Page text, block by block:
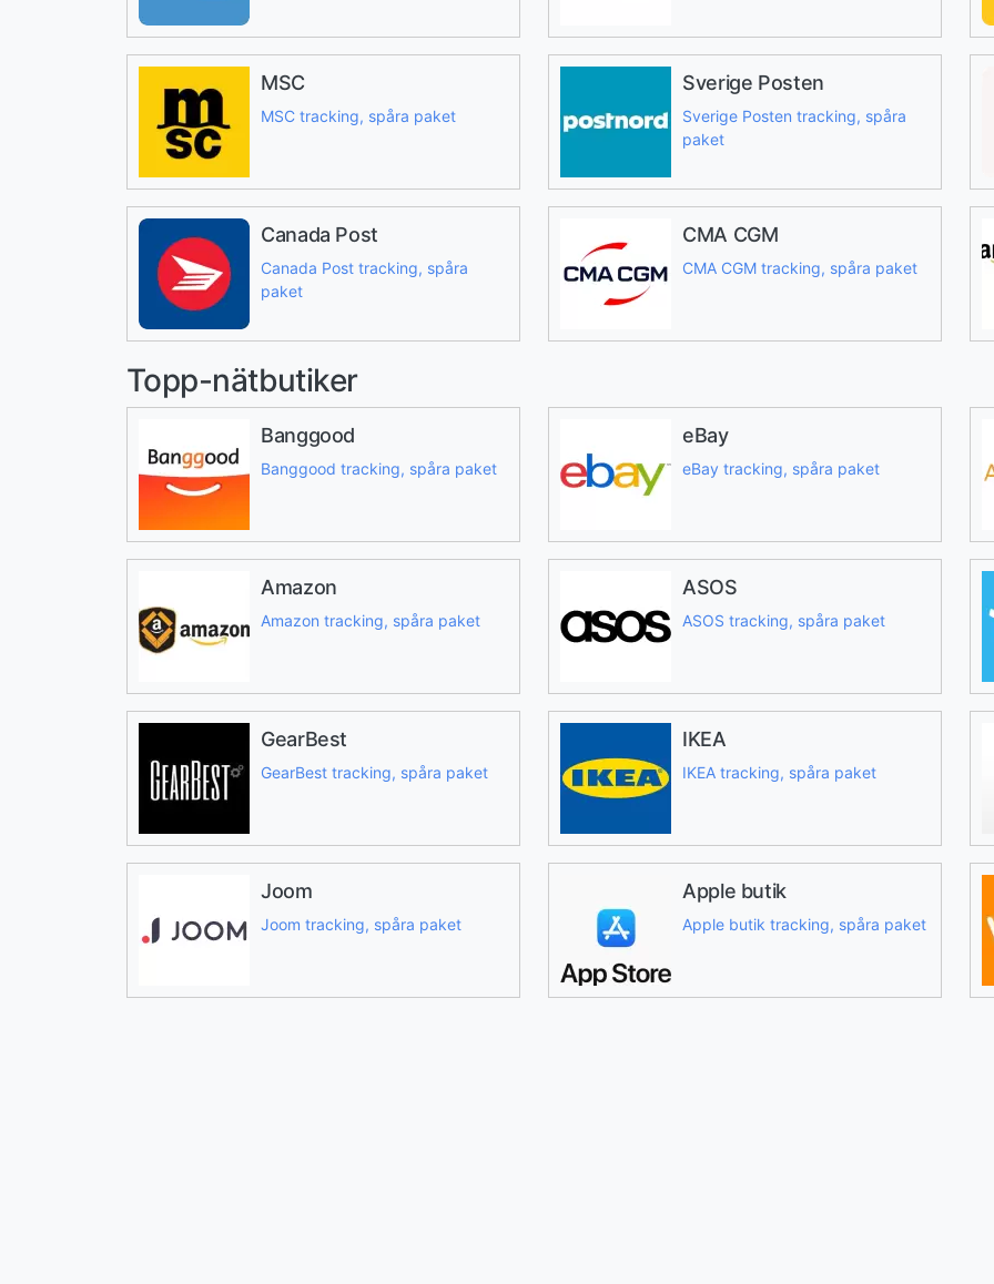
MSC
MSC tracking, spåra paket
Sverige Posten
Sverige Posten tracking, spåra
paket
Canada Post
Canada Post tracking, spåra
paket
CMA CGM
CMA CGM tracking, spåra paket
Topp-nätbutiker
Banggood
Banggood tracking, spåra paket
eBay
eBay tracking, spåra paket
Amazon
Amazon tracking, spåra paket
ASOS
ASOS tracking, spåra paket
GearBest
GearBest tracking, spåra paket
IKEA
IKEA tracking, spåra paket
Joom
Joom tracking, spåra paket
Apple butik
Apple butik tracking, spåra paket